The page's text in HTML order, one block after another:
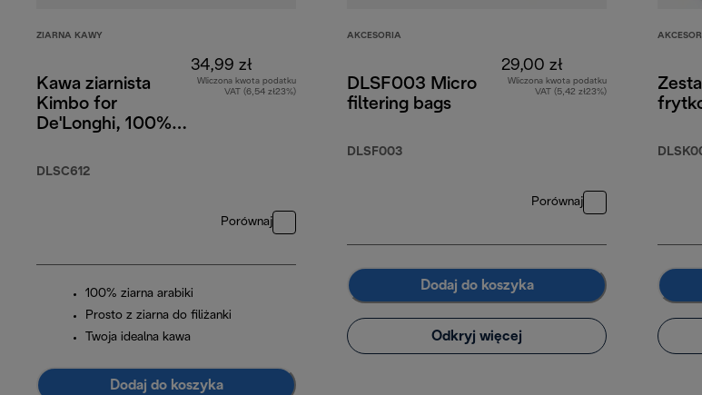
ZIARNA KAWY
Kawa ziarnista
Kimbo for
De'Longhi, 100%
DLSC612
34,99 zł
Wliczona kwota podatku
VAT (6,54 zł23%)
Porównaj
100% ziarna arabiki
Prosto z ziarna do filiżanki
Twoja idealna kawa
Dodaj do koszyka
AKCESORIA
DLSF003 Micro
filtering bags
DLSF003
29,00 zł
Wliczona kwota podatku
VAT (5,42 zł23%)
Porównaj
Dodaj do koszyka
Odkryj więcej